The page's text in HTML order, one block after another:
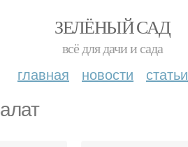
ЗЕЛЁНЫЙ САД
всё для дачи и сада
главная новости статьи